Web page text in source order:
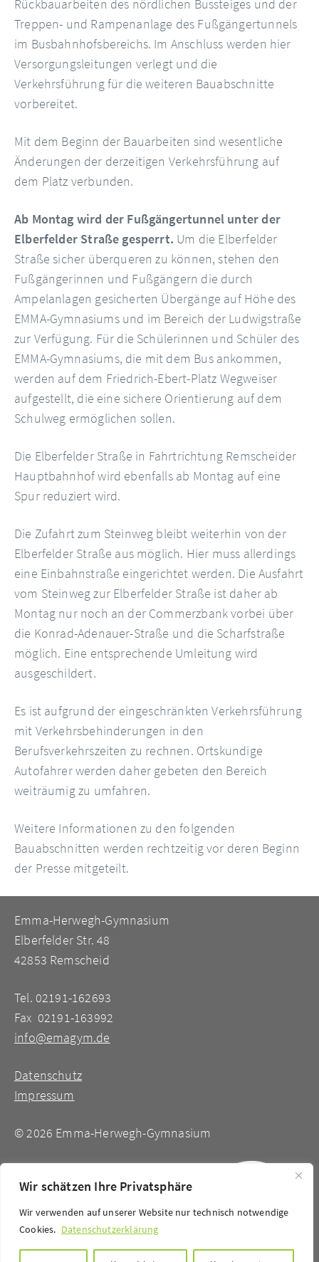
Wir schätzen Ihre Privatsphäre
Wir verwenden auf unserer Website nur technisch notwendige
Cookies. Datenschutzerklärung
Rückbauarbeiten des nördlichen Bussteiges und der
Treppen- und Rampenanlage des Fußgängertunnels
im Busbahnhofsbereichs. Im Anschluss werden hier
Versorgungsleitungen verlegt und die
Verkehrsführung für die weiteren Bauabschnitte
vorbereitet.
Mit dem Beginn der Bauarbeiten sind wesentliche
Änderungen der derzeitigen Verkehrsführung auf
dem Platz verbunden.
Ab Montag wird der Fußgängertunnel unter der
Elberfelder Straße gesperrt. Um die Elberfelder
Straße sicher überqueren zu können, stehen den
Fußgängerinnen und Fußgängern die durch
Ampelanlagen gesicherten Übergänge auf Höhe des
EMMA-Gymnasiums und im Bereich der Ludwigstraße
zur Verfügung. Für die Schülerinnen und Schüler des
EMMA-Gymnasiums, die mit dem Bus ankommen,
werden auf dem Friedrich-Ebert-Platz Wegweiser
aufgestellt, die eine sichere Orientierung auf dem
Schulweg ermöglichen sollen.
Die Elberfelder Straße in Fahrtrichtung Remscheider
Hauptbahnhof wird ebenfalls ab Montag auf eine
Spur reduziert wird.
Die Zufahrt zum Steinweg bleibt weiterhin von der
Elberfelder Straße aus möglich. Hier muss allerdings
eine Einbahnstraße eingerichtet werden. Die Ausfahrt
vom Steinweg zur Elberfelder Straße ist daher ab
Montag nur noch an der Commerzbank vorbei über
die Konrad-Adenauer-Straße und die Scharfstraße
möglich. Eine entsprechende Umleitung wird
ausgeschildert.
Es ist aufgrund der eingeschränkten Verkehrsführung
mit Verkehrsbehinderungen in den
Berufsverkehrszeiten zu rechnen. Ortskundige
Autofahrer werden daher gebeten den Bereich
weiträumig zu umfahren.
Weitere Informationen zu den folgenden
Bauabschnitten werden rechtzeitig vor deren Beginn
der Presse mitgeteilt.
Emma-Herwegh-Gymnasium
Elberfelder Str. 48
42853 Remscheid
Tel. 02191-162693
Fax 02191-163992
info@emagym.de
Datenschutz
Impressum
© 2026 Emma-Herwegh-Gymnasium